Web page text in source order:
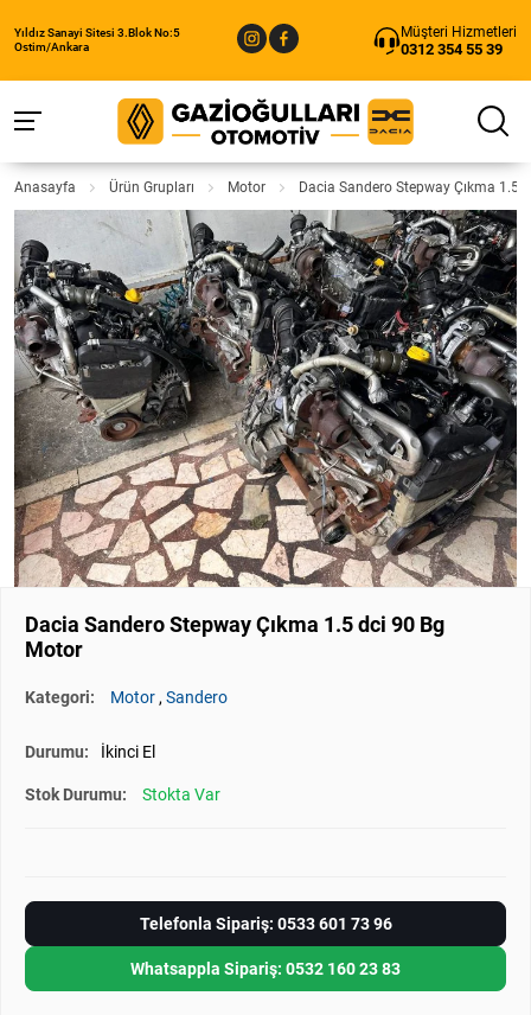
Yıldız Sanayi Sitesi 3.Blok No:5
Ostim/Ankara
Müşteri Hizmetleri
0312 354 55 39
Anasayfa Ürün Grupları Motor Dacia Sandero Stepway Çıkma 1.5
Dacia Sandero Stepway Çıkma 1.5 dci 90 Bg
Motor
Kategori: Motor,Sandero
Durumu: İkinci El
Stok Durumu: Stokta Var
Telefonla Sipariş: 0533 601 73 96
Whatsappla Sipariş: 0532 160 23 83